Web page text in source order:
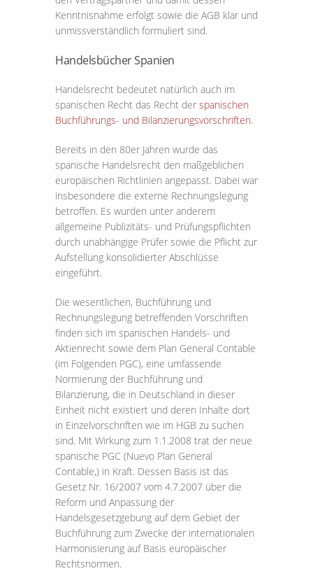
Kenntnisnahme erfolgt sowie die AGB klar und
unmissverständlich formuliert sind.
Handelsbücher Spanien
Handelsrecht bedeutet natürlich auch im
spanischen Recht das Recht der spanischen
Buchführungs- und Bilanzierungsvorschriften.
Bereits in den 80er Jahren wurde das
spanische Handelsrecht den maßgeblichen
europäischen Richtlinien angepasst. Dabei war
insbesondere die externe Rechnungslegung
betroffen. Es wurden unter anderem
allgemeine Publizitäts- und Prüfungspflichten
durch unabhängige Prüfer sowie die Pflicht zur
Aufstellung konsolidierter Abschlüsse
eingeführt.
Die wesentlichen, Buchführung und
Rechnungslegung betreffenden Vorschriften
finden sich im spanischen Handels- und
Aktienrecht sowie dem Plan General Contable
(im Folgenden PGC), eine umfassende
Normierung der Buchführung und
Bilanzierung, die in Deutschland in dieser
Einheit nicht existiert und deren Inhalte dort
in Einzelvorschriften wie im HGB zu suchen
sind. Mit Wirkung zum 1.1.2008 trat der neue
spanische PGC (Nuevo Plan General
Contable,) in Kraft. Dessen Basis ist das
Gesetz Nr. 16/2007 vom 4.7.2007 über die
Reform und Anpassung der
Handelsgesetzgebung auf dem Gebiet der
Buchführung zum Zwecke der internationalen
Harmonisierung auf Basis europäischer
Rechtsnormen.